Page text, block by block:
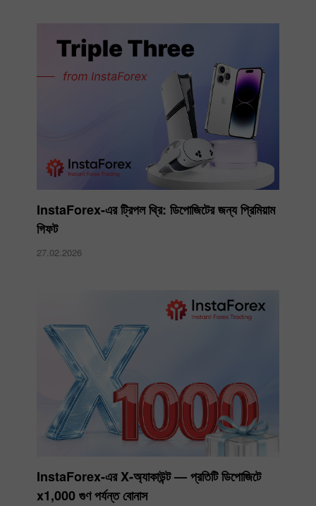
InstaForex-এর ট্রিপল থ্রি: ডিপোজিটের জন্য প্রিমিয়াম
গিফট
27.02.2026
InstaForex-এর X‑অ্যাকাউন্ট — প্রতিটি ডিপোজিটে
x1,000 গুণ পর্যন্ত বোনাস